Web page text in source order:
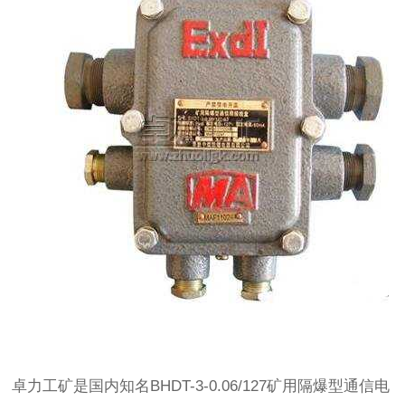
卓力工矿是国内知名BHDT-3-0.06/127矿用隔爆型通信电